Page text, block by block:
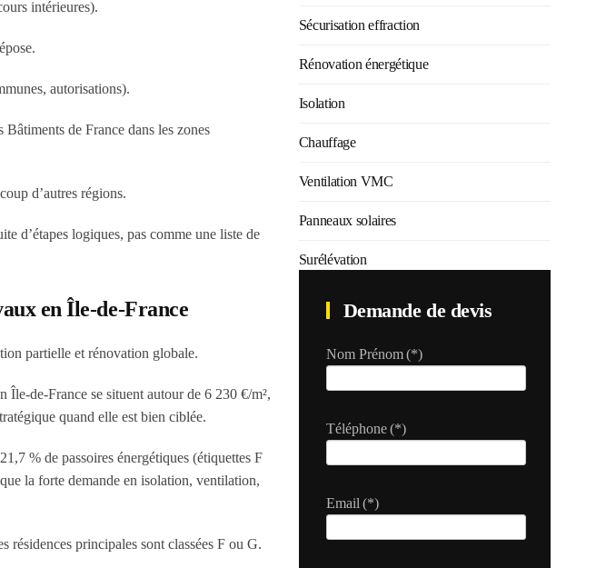
intérieures).
autorisations).
de France dans les zones
d’autres régions.
d’étapes logiques, pas comme une liste de
en Île-de-France
partielle et rénovation globale.
Île-de-France se situent autour de 6 230 €/m²,
quand elle est bien ciblée.
% de passoires énergétiques (étiquettes F
la forte demande en isolation, ventilation,
résidences principales sont classées F ou G.
Sécurisation effraction
Rénovation énergétique
Isolation
Chauffage
Ventilation VMC
Panneaux solaires
Surélévation
Demande de devis
Nom Prénom (*)
Téléphone (*)
Email (*)